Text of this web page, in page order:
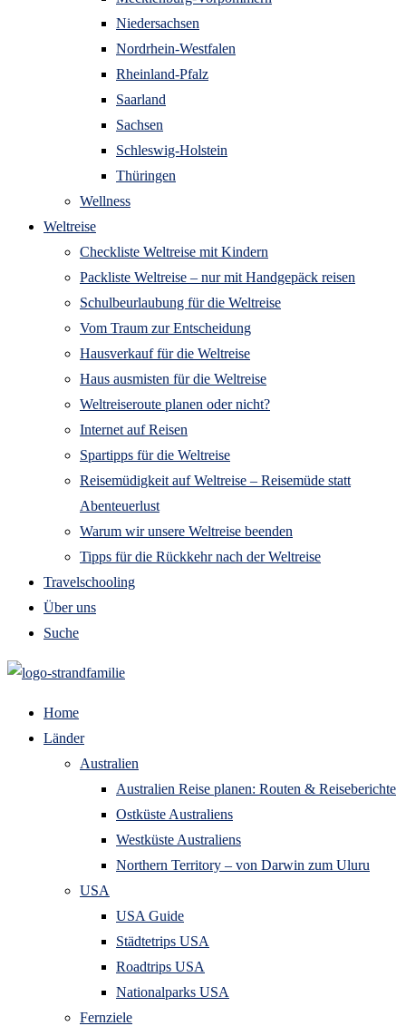
Niedersachsen
Nordrhein-Westfalen
Rheinland-Pfalz
Saarland
Sachsen
Schleswig-Holstein
Thüringen
Wellness
Weltreise
Checkliste Weltreise mit Kindern
Packliste Weltreise – nur mit Handgepäck reisen
Schulbeurlaubung für die Weltreise
Vom Traum zur Entscheidung
Hausverkauf für die Weltreise
Haus ausmisten für die Weltreise
Weltreiseroute planen oder nicht?
Internet auf Reisen
Spartipps für die Weltreise
Reisemüdigkeit auf Weltreise – Reisemüde statt
Abenteuerlust
Warum wir unsere Weltreise beenden
Tipps für die Rückkehr nach der Weltreise
Travelschooling
Über uns
Suche
Home
Länder
Australien
Australien Reise planen: Routen & Reiseberichte
Ostküste Australiens
Westküste Australiens
Northern Territory – von Darwin zum Uluru
USA
USA Guide
Städtetrips USA
Roadtrips USA
Nationalparks USA
Fernziele